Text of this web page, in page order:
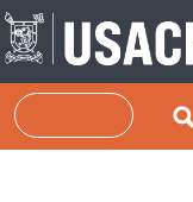
Pasar al contenido
Buscar